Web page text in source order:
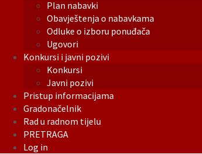
Plan nabavki
Obavještenja o nabavkama
Odluke o izboru ponuđača
Ugovori
Konkursi i javni pozivi
Konkursi
Javni pozivi
Pristup informacijama
Gradonačelnik
Rad u radnom tijelu
PRETRAGA
Log in